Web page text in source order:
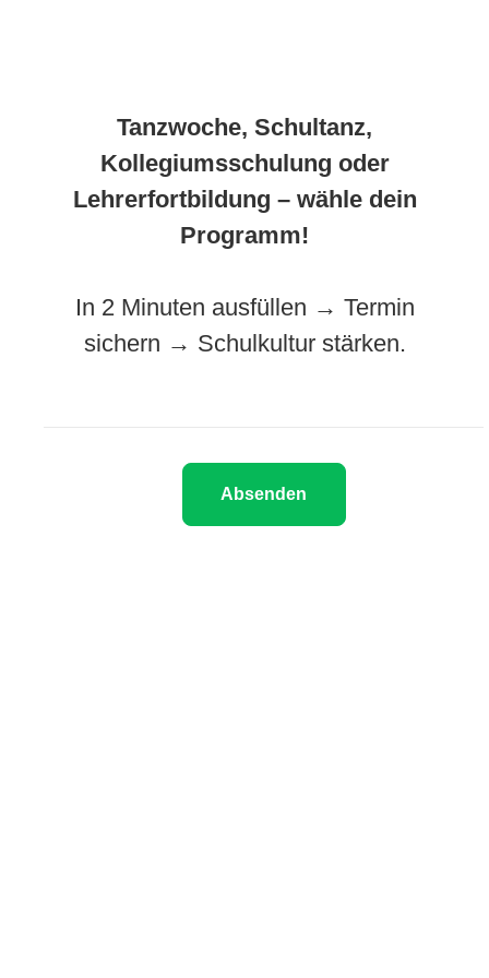
Tanzwoche, Schultanz,
Kollegiumsschulung oder
Lehrerfortbildung – wähle dein
Programm!
In 2 Minuten ausfüllen → Termin
sichern → Schulkultur stärken.